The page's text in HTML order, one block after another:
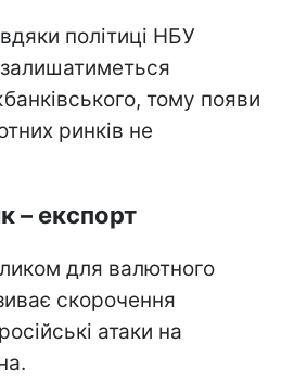
політиці НБУ
залишатиметься
тому появи
ринків не
– експорт
для валютного
скорочення
атаки на